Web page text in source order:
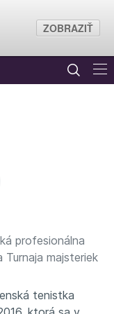
profesionálna
majsteriek
tenistka
ZOBRAZIŤ